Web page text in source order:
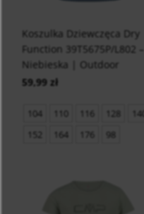
Koszulka Dziewczęca Dry
Function 39T5675P/L802 –
Niebieska | Outdoor
59,99 zł
104 110 116 128
140
152
164 176 98